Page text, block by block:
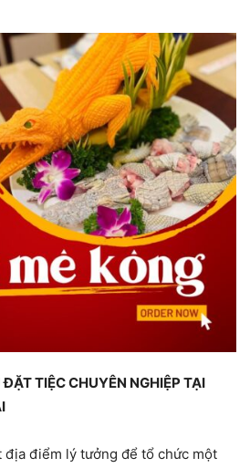
TIỆC CHUYÊN NGHIỆP TẠI
địa điểm lý tưởng để tổ chức một